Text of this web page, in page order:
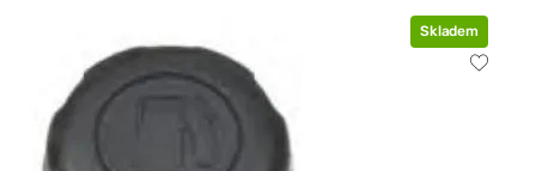
Skladem